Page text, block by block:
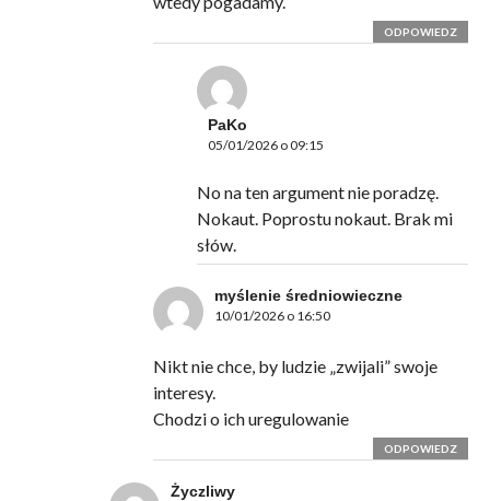
ODPOWIEDZ
PaKo
05/01/2026 o 09:15
No na ten argument nie poradzę.
Nokaut. Poprostu nokaut. Brak mi
słów.
myślenie średniowieczne
10/01/2026 o 16:50
Nikt nie chce, by ludzie „zwijali” swoje
interesy.
Chodzi o ich uregulowanie
ODPOWIEDZ
Życzliwy